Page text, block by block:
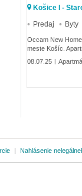
Košice I -
Predaj Byty
Occam New
meste Košíc.
08.07.25 |
Nahlásenie